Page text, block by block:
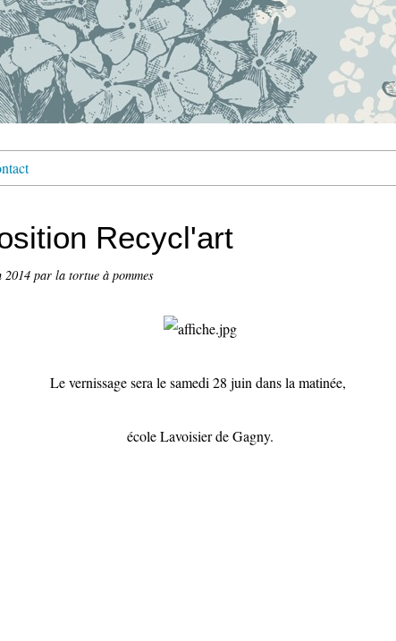
Recycl'art
2014 par la tortue à pommes
Le vernissage sera le samedi 28 juin dans la matinée,
école Lavoisier de Gagny.